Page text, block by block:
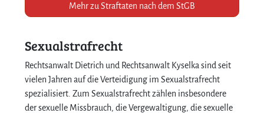
Mehr zu Straftaten nach dem StGB
Sexualstrafrecht
Rechtsanwalt Dietrich und Rechtsanwalt Kyselka sind seit
vielen Jahren auf die Verteidigung im Sexualstrafrecht
spezialisiert. Zum Sexualstrafrecht zählen insbesondere
der sexuelle Missbrauch, die Vergewaltigung, die sexuelle